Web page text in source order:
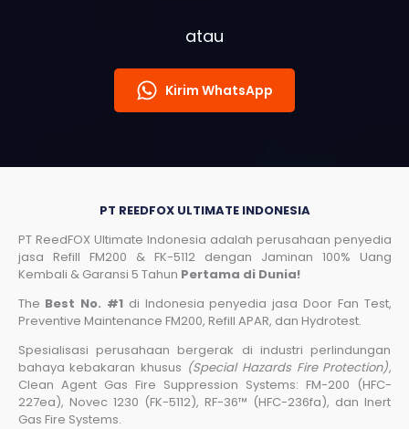
atau
Kirim WhatsApp
PT REEDFOX ULTIMATE INDONESIA
PT ReedFOX Ultimate Indonesia adalah perusahaan penyedia
jasa Refill FM200 & FK-5112 dengan Jaminan 100% Uang
Kembali & Garansi 5 Tahun Pertama di Dunia!
The Best No. #1di Indonesia penyedia jasa Door Fan Test,
Preventive Maintenance FM200, Refill APAR, dan Hydrotest.
Spesialisasi perusahaan bergerak di industri perlindungan
bahaya kebakaran khusus (Special Hazards Fire Protection),
Clean Agent Gas Fire Suppression Systems: FM-200 (HFC-
227ea), Novec 1230 (FK-5112), RF-36™ (HFC-236fa), dan Inert
Gas Fire Systems.